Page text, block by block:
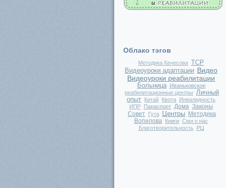
Облако тэгов
Методика Качесова
ТСР
Видеоуроки адаптации Видео
Видеоуроки реабилитации
Больница
Иваньковское
реабилитационные центры Личный
опыт Китай Квота Инвалидность
ИПР Параспорт Дома Законы
Совет Гута Центры Методика
Вопилова Книги Сми о нас
Благотворительность
РЦ